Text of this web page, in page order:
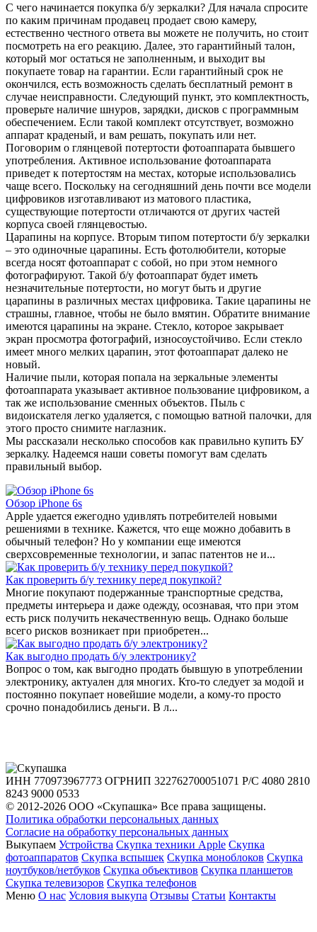
С чего начинается покупка б/у зеркалки? Для начала спросите
по каким причинам продавец продает свою камеру,
естественно честного ответа вы можете не получить, но стоит
посмотреть на его реакцию. Далее, это гарантийный талон,
который мог остаться не заполненным, и выходит вы
покупаете товар на гарантии. Если гарантийный срок не
окончился, есть возможность сделать бесплатный ремонт в
случае неисправности. Следующий пункт, это комплектность,
проверьте наличие шнуров, зарядки, дисков с программным
обеспечением. Если такой комплект отсутствует, возможно
аппарат краденый, и вам решать, покупать или нет.
Поговорим о глянцевой потертости фотоаппарата бывшего
употребления. Активное использование фотоаппарата
приведет к потертостям на местах, которые использовались
чаще всего. Поскольку на сегодняшний день почти все модели
цифровиков изготавливают из матового пластика,
существующие потертости отличаются от других частей
корпуса своей глянцевостью.
Царапины на корпусе. Вторым типом потертости б/у зеркалки
– это одиночные царапины. Есть фотолюбители, которые
всегда носят фотоаппарат с собой, но при этом немного
фотографируют. Такой б/у фотоаппарат будет иметь
незначительные потертости, но могут быть и другие
царапины в различных местах цифровика. Такие царапины не
страшны, главное, чтобы не было вмятин. Обратите внимание
имеются царапины на экране. Стекло, которое закрывает
экран просмотра фотографий, износоустойчиво. Если стекло
имеет много мелких царапин, этот фотоаппарат далеко не
новый.
Наличие пыли, которая попала на зеркальные элементы
фотоаппарата указывает активное пользование цифровиком, а
так же использование сменных объектов. Пыль с
видоискателя легко удаляется, с помощью ватной палочки, для
этого просто снимите наглазник.
Мы рассказали несколько способов как правильно купить БУ
зеркалку. Надеемся наши советы помогут вам сделать
правильный выбор.
Обзор iPhone 6s
Apple удается ежегодно удивлять потребителей новыми
решениями в технике. Кажется, что еще можно добавить в
обычный телефон? Но у компании еще имеются
сверхсовременные технологии, и запас патентов не и...
Как проверить б/у технику перед покупкой?
Многие покупают подержанные транспортные средства,
предметы интерьера и даже одежду, осознавая, что при этом
есть риск получить некачественную вещь. Однако больше
всего рисков возникает при приобретен...
Как выгодно продать б/у электронику?
Вопрос о том, как выгодно продать бывшую в употреблении
электронику, актуален для многих. Кто-то следует за модой и
постоянно покупает новейшие модели, а кому-то просто
срочно понадобились деньги. В л...
ИНН 770973967773 ОГРНИП 322762700051071 Р/С 4080 2810
8243 9000 0533
© 2012-2026 ООО «Скупашка» Все права защищены.
Политика обработки персональных данных
Согласие на обработку персональных данных
Выкупаем Устройства Скупка техники Apple Скупка
фотоаппаратов Скупка вспышек Скупка моноблоков Скупка
ноутбуков/нетбуков Скупка объективов Скупка планшетов
Скупка телевизоров Скупка телефонов
Меню О нас Условия выкупа Отзывы Статьи Контакты